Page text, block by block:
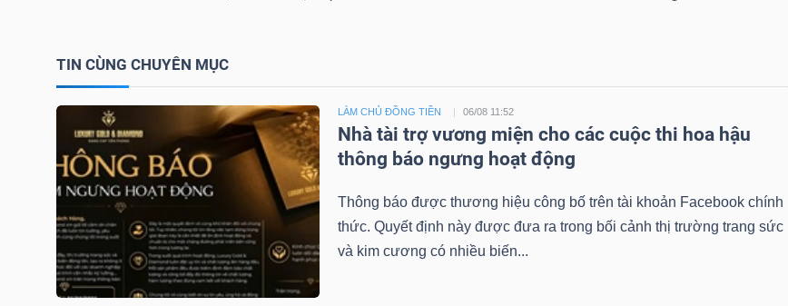
TIN CÙNG CHUYÊN MỤC
LÀM CHỦ ĐỒNG TIỀN 06/08 11:52
Nhà tài trợ vương miện cho các cuộc thi hoa hậu
thông báo ngưng hoạt động
Thông báo được thương hiệu công bố trên tài khoản Facebook chính
thức. Quyết định này được đưa ra trong bối cảnh thị trường trang sức
và kim cương có nhiều biến...
SECTOR
NĂNG
LƯỢNG